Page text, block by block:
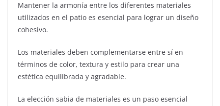
Mantener la armonía entre los diferentes materiales
utilizados en el patio es esencial para lograr un diseño
cohesivo.
Los materiales deben complementarse entre sí en
términos de color, textura y estilo para crear una
estética equilibrada y agradable.
La elección sabia de materiales es un paso esencial